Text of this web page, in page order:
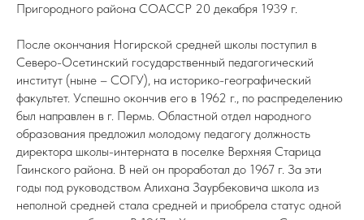
Пригородного района СОАССР 20 декабря 1939 г.
После окончания Ногирской средней школы поступил в
Северо-Осетинский государственный педагогический
институт (ныне – СОГУ), на историко-географический
факультет. Успешно окончив его в 1962 г., по распределению
был направлен в г. Пермь. Областной отдел народного
образования предложил молодому педагогу должность
директора школы-интерната в поселке Верхняя Старица
Гаинского района. В ней он проработал до 1967 г. За эти
годы под руководством Алихана Заурбековича школа из
неполной средней стала средней и приобрела статус одной